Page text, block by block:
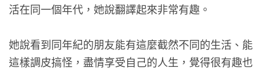
活在同一個年代，她說翻譯起來非常有趣。
她說看到同年紀的朋友能有這麼截然不同的生活、能
這樣調皮搞怪，盡情享受自己的人生，覺得很有趣也